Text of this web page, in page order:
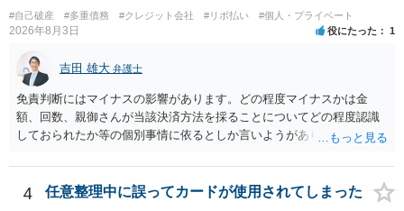
#自己破産 #多重債務 #クレジット会社 #リボ払い #個人・プライベート
2026年8月3日 役にたった 1
吉田 雄大 弁護士
免責判断にはマイナスの影響があります。どの程度マイナスかは金
額、回数、親御さんが当該決済方法を採ることについてどの程度認識
しておられたか等の個別事情に依るとしか言いようがありません。 と
なって相談し、善後策を考えることをお勧めします。
4 任意整理中に誤ってカードが使用されてしまった